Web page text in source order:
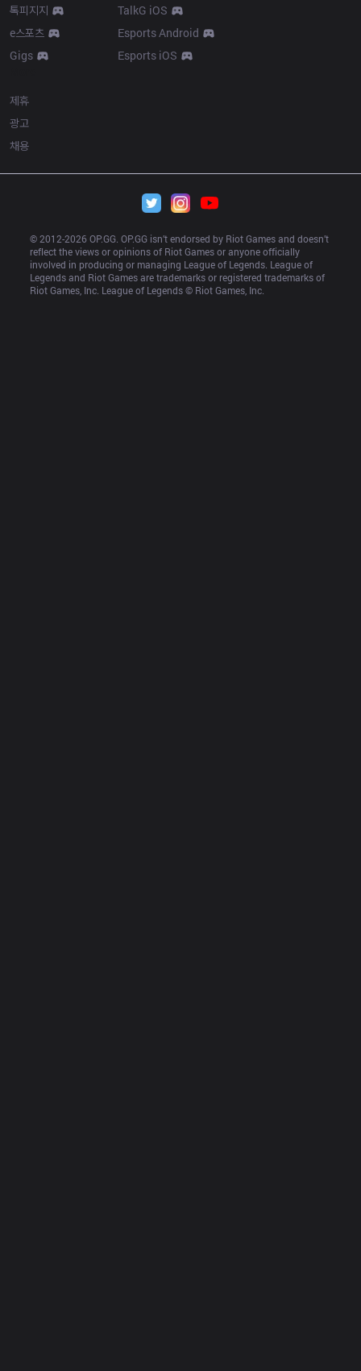
톡피지지
e스포츠
Gigs
TalkG iOS
Esports Android
Esports iOS
제휴
광고
채용
© 2012-2026 OP.GG. OP.GG isn’t endorsed by Riot Games and doesn’t
reflect the views or opinions of Riot Games or anyone officially
involved in producing or managing League of Legends. League of
Legends and Riot Games are trademarks or registered trademarks of
Riot Games, Inc. League of Legends © Riot Games, Inc.